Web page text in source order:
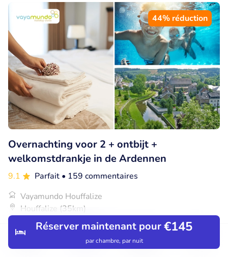
Rechercher Réservations
Réserver maintenant pour€145
par chambre, par nuit
44% réduction
Overnachting voor 2 + ontbijt +
welkomstdrankje in de Ardennen
9.1 Parfait • 159 commentaires
Vayamundo Houffalize
Houffalize (35km)
Vendu : 283
€214 €119